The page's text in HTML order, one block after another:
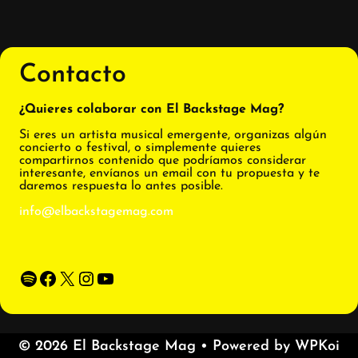
Contacto
¿Quieres colaborar con El Backstage Mag?
Si eres un artista musical emergente, organizas algún
concierto o festival, o simplemente quieres
compartirnos contenido que podríamos considerar
interesante, envíanos un email con tu propuesta y te
daremos respuesta lo antes posible.
info@elbackstagemag.com
Spotify Facebook X Instagram YouTube
© 2026 El Backstage Mag • Powered by WPKoi